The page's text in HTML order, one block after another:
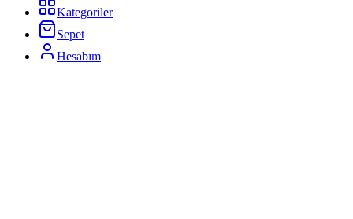
Kategoriler
Sepet
Hesabım